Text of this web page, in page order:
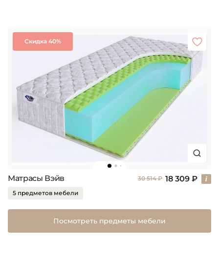
Скидка 40%
Матрасы Вэйв 30 514 ₽ 18 309 ₽
5 предметов мебели
Посмотреть предметы мебели